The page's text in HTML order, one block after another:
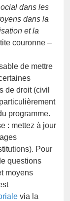
dans les
dans la
et la
couronne –
de mettre
de droit (civil
programme.
: mettez à jour
Pour
questions
moyens
via la